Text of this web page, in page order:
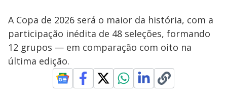
A Copa de 2026 será o maior da história, com a
participação inédita de 48 seleções, formando
12 grupos — em comparação com oito na
última edição.